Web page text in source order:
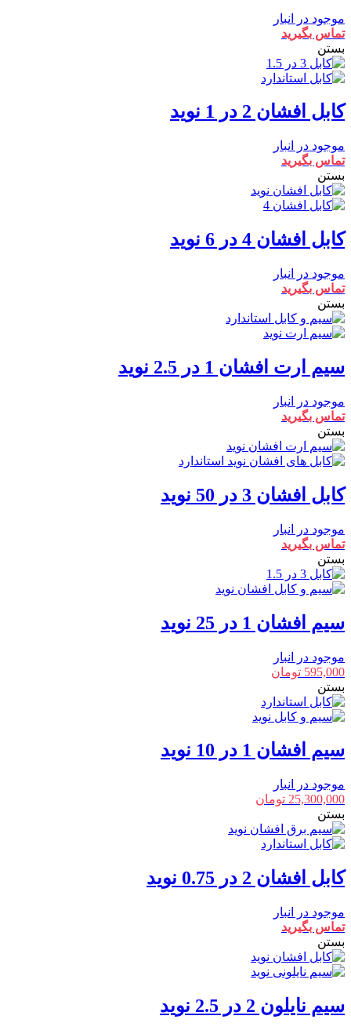
موجود در انبار
تماس بگیرید
بستن
کابل افشان 2 در 1 نوید
موجود در انبار
تماس بگیرید
بستن
کابل افشان 4 در 6 نوید
موجود در انبار
تماس بگیرید
بستن
سیم ارت افشان 1 در 2.5 نوید
موجود در انبار
تماس بگیرید
بستن
کابل افشان 3 در 50 نوید
موجود در انبار
تماس بگیرید
بستن
سیم افشان 1 در 25 نوید
موجود در انبار
595,000 تومان
بستن
سیم افشان 1 در 10 نوید
موجود در انبار
25,300,000 تومان
بستن
کابل افشان 2 در 0.75 نوید
موجود در انبار
تماس بگیرید
بستن
سیم نایلون 2 در 2.5 نوید